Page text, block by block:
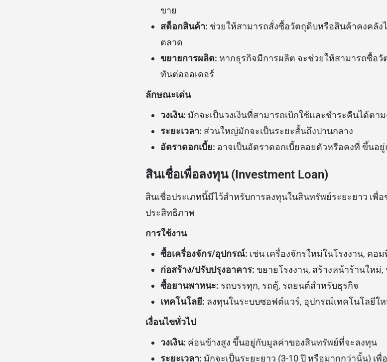
ขาย
สต็อกสินค้า: ช่วยให้สามารถสั่งซื้อวัตถุดิบหรือสินค้าคงคลัง
ตลาด
ขยายการผลิต: หากธุรกิจมีการผลิต จะช่วยให้สามารถซื้อ
ทันต่อออเดอร์
ลักษณะเด่น
วงเงิน: มักจะเป็นวงเงินที่สามารถเบิกใช้และชำระคืนได้ตา
ระยะเวลา: ส่วนใหญ่มักจะเป็นระยะสั้นถึงปานกลาง
อัตราดอกเบี้ย: อาจเป็นอัตราดอกเบี้ยลอยตัวหรือคงที่ ขึ้นอ
สินเชื่อเพื่อลงทุน (Investment Loan)
สินเชื่อประเภทนี้มีไว้สำหรับการลงทุนในสินทรัพย์ระยะยาว เพื่
ประสิทธิภาพ
การใช้งาน
ซื้อเครื่องจักร/อุปกรณ์: เช่น เครื่องจักรใหม่ในโรงงาน, คอ
ก่อสร้าง/ปรับปรุงอาคาร: ขยายโรงงาน, สร้างหน้าร้านใหม่
ซื้อยานพาหนะ: รถบรรทุก, รถตู้, รถยนต์สำหรับธุรกิจ
เทคโนโลยี: ลงทุนในระบบซอฟต์แวร์, อุปกรณ์เทคโนโลยีใ
เงื่อนไขทั่วไป
วงเงิน: ค่อนข้างสูง ขึ้นอยู่กับมูลค่าของสินทรัพย์ที่จะลงทุน
ระยะเวลา: มักจะเป็นระยะยาว (3-10 ปี หรือมากกว่านั้น) เ